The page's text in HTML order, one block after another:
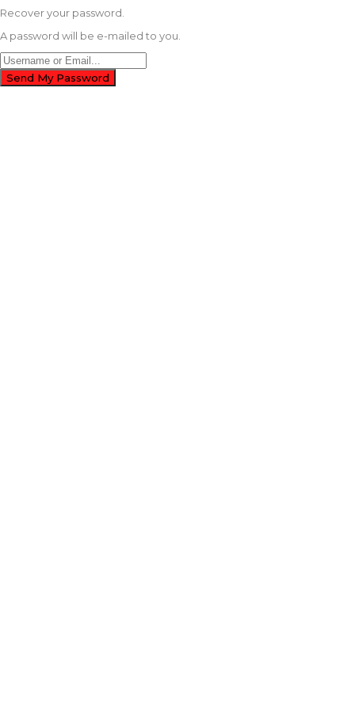
Recover your password.
A password will be e-mailed to you.